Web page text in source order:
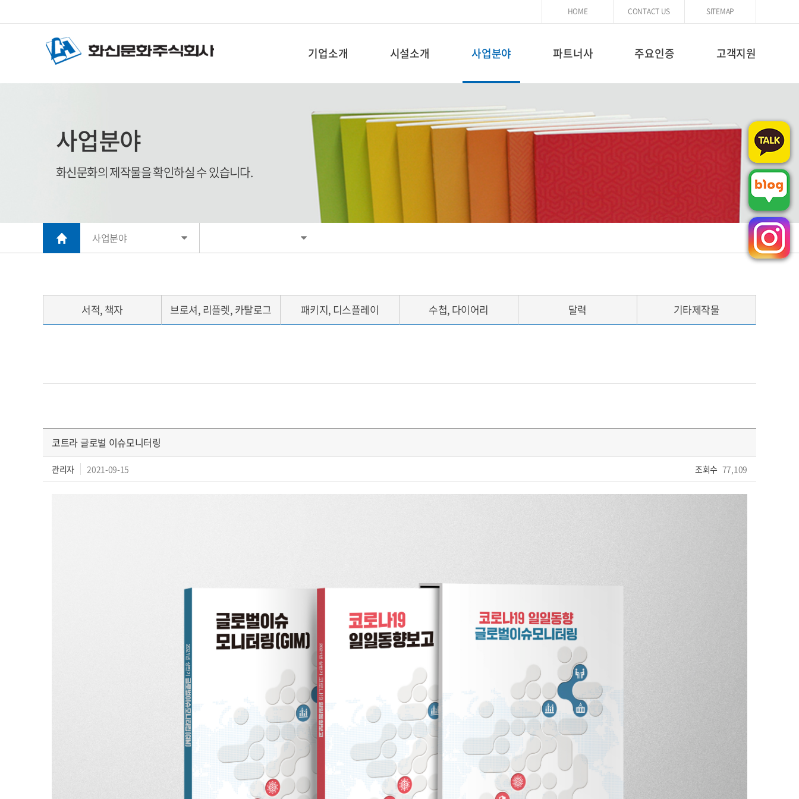
HOME CONTACT US SITEMAP
기업소개 시설소개 사업분야 파트너사 주요인증 고객지원
사업분야
화신문화의 제작물을 확인하실 수 있습니다.
사업분야
서적, 책자 브로셔, 리플렛, 카탈로그 패키지, 디스플레이 수첩, 다이어리 달력 기타제작물
코트라 글로벌 이슈모니터링
관리자 2021-09-15 조회수 77,109